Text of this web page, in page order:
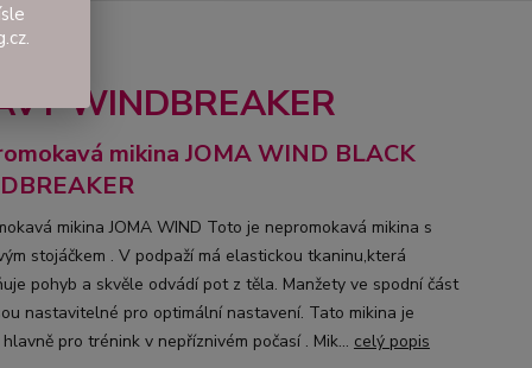
WINDBREAKER
mikina JOMA WIND BLACK
mikina JOMA WIND Toto je nepromokavá mikina s
stojáčkem . V podpaží má elastickou tkaninu,která
pohyb a skvěle odvádí pot z těla. Manžety ve spodní část
nastavitelné pro optimální nastavení. Tato mikina je
pro trénink v nepříznivém počasí . Mik... celý popis